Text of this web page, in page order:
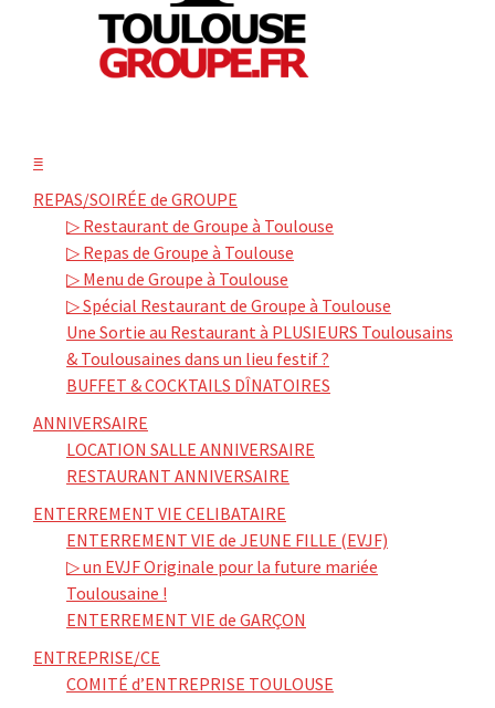
≡
REPAS/SOIRÉE de GROUPE
▷ Restaurant de Groupe à Toulouse
▷ Repas de Groupe à Toulouse
▷ Menu de Groupe à Toulouse
▷ Spécial Restaurant de Groupe à Toulouse
Une Sortie au Restaurant à PLUSIEURS Toulousains
& Toulousaines dans un lieu festif ?
BUFFET & COCKTAILS DÎNATOIRES
ANNIVERSAIRE
LOCATION SALLE ANNIVERSAIRE
RESTAURANT ANNIVERSAIRE
ENTERREMENT VIE CELIBATAIRE
ENTERREMENT VIE de JEUNE FILLE (EVJF)
▷ un EVJF Originale pour la future mariée
Toulousaine !
ENTERREMENT VIE de GARÇON
ENTREPRISE/CE
COMITÉ d’ENTREPRISE TOULOUSE